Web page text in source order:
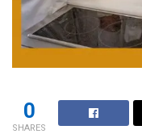
0
SHARES